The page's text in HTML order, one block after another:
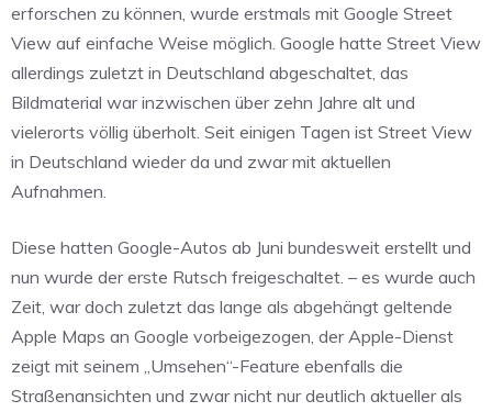
erforschen zu können, wurde erstmals mit Google Street
View auf einfache Weise möglich. Google hatte Street View
allerdings zuletzt in Deutschland abgeschaltet, das
Bildmaterial war inzwischen über zehn Jahre alt und
vielerorts völlig überholt. Seit einigen Tagen ist Street View
in Deutschland wieder da und zwar mit aktuellen
Aufnahmen.
Diese hatten Google-Autos ab Juni bundesweit erstellt und
nun wurde der erste Rutsch freigeschaltet. – es wurde auch
Zeit, war doch zuletzt das lange als abgehängt geltende
Apple Maps an Google vorbeigezogen, der Apple-Dienst
zeigt mit seinem „Umsehen“-Feature ebenfalls die
Straßenansichten und zwar nicht nur deutlich aktueller als